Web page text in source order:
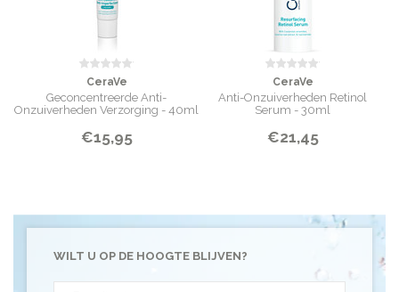
CeraVe
Geconcentreerde Anti-
Onzuiverheden Verzorging - 40ml
€15,95
CeraVe
Anti-Onzuiverheden Retinol
Serum - 30ml
€21,45
WILT U OP DE HOOGTE BLIJVEN?